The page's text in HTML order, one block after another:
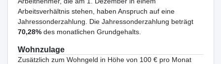
Arbeitsverhältnis stehen, haben Anspruch auf eine
Jahressonderzahlung. Die Jahressonderzahlung beträgt
70,28%des monatlichen Grundgehalts.
Wohnzulage
Zusätzlich zum Wohngeld in Höhe von 100 € pro Monat